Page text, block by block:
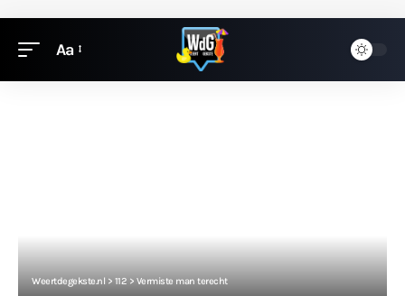
Aa
Weertdegekste.nl > 112 > Vermiste man terecht